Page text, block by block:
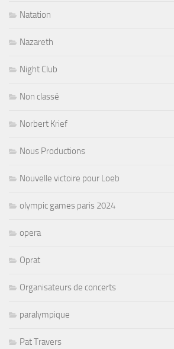
Natation
Nazareth
Night Club
Non classé
Norbert Krief
Nous Productions
Nouvelle victoire pour Loeb
olympic games paris 2024
opera
Oprat
Organisateurs de concerts
paralympique
Pat Travers